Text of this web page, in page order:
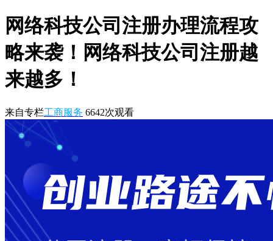
网络科技公司注册办理流程攻
略来袭！网络科技公司注册越
来越多！
来自专栏工商服务 6642次观看